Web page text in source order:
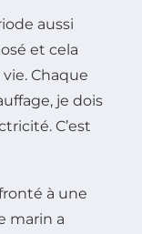
aussi
et cela
Chaque
je dois
C’est
à une
marin a